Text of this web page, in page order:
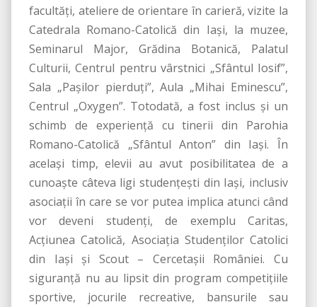
facultăţi, ateliere de orientare în carieră, vizite la
Catedrala Romano-Catolică din Iaşi, la muzee,
Seminarul Major, Grădina Botanică, Palatul
Culturii, Centrul pentru vârstnici „Sfântul Iosif”,
Sala „Paşilor pierduţi”, Aula „Mihai Eminescu”,
Centrul „Oxygen”. Totodată, a fost inclus şi un
schimb de experienţă cu tinerii din Parohia
Romano-Catolică „Sfântul Anton” din Iaşi. În
acelaşi timp, elevii au avut posibilitatea de a
cunoaşte câteva ligi studenţeşti din Iaşi, inclusiv
asociaţii în care se vor putea implica atunci când
vor deveni studenţi, de exemplu Caritas,
Acţiunea Catolică, Asociaţia Studenţilor Catolici
din Iaşi şi Scout – Cercetaşii României. Cu
siguranţă nu au lipsit din program competiţiile
sportive, jocurile recreative, bansurile sau